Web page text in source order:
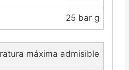
25 bar g
máxima admisible